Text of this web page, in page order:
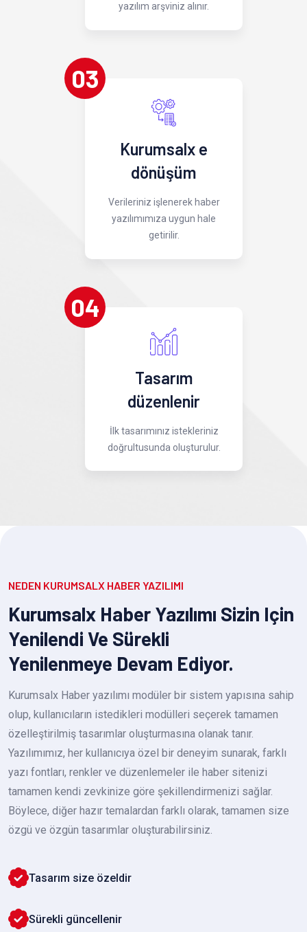
yazılım arşviniz alınır.
03
Kurumsalx e
dönüşüm
Verileriniz işlenerek haber
yazılımımıza uygun hale
getirilir.
04
Tasarım
düzenlenir
İlk tasarımınız istekleriniz
doğrultusunda oluşturulur.
NEDEN KURUMSALX HABER YAZILIMI
Kurumsalx Haber Yazılımı Sizin Için
Yenilendi Ve Sürekli
Yenilenmeye Devam Ediyor.
Kurumsalx Haber yazılımı modüler bir sistem yapısına sahip
olup, kullanıcıların istedikleri modülleri seçerek tamamen
özelleştirilmiş tasarımlar oluşturmasına olanak tanır.
Yazılımımız, her kullanıcıya özel bir deneyim sunarak, farklı
yazı fontları, renkler ve düzenlemeler ile haber sitenizi
tamamen kendi zevkinize göre şekillendirmenizi sağlar.
Böylece, diğer hazır temalardan farklı olarak, tamamen size
özgü ve özgün tasarımlar oluşturabilirsiniz.
Tasarım size özeldir
Sürekli güncellenir